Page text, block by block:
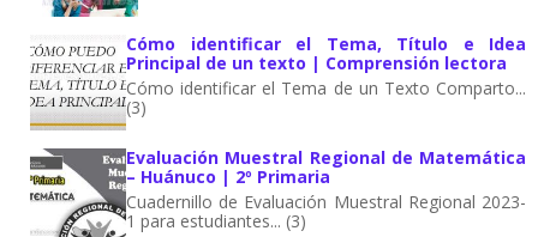
Cómo identificar el Tema, Título e Idea
Principal de un texto | Comprensión lectora
Cómo identificar el Tema de un Texto Comparto...
(3)
Evaluación Muestral Regional de Matemática
– Huánuco | 2º Primaria
Cuadernillo de Evaluación Muestral Regional 2023-
1 para estudiantes... (3)